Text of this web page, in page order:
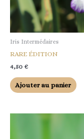
Iris Intermédaires
RARE ÉDITION
4,50 €
Ajouter au panier